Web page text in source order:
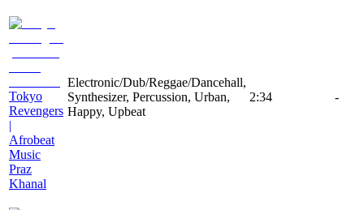
Tokyo
Revengers
|
Afrobeat
Music
Praz
Khanal
Electronic/Dub/Reggae/Dancehall,
Synthesizer, Percussion, Urban,
Happy, Upbeat
2:34 -